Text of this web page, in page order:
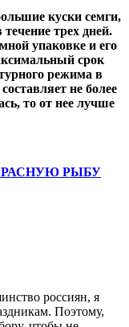
куски семги,
трех дней.
упаковке и его
срок
режима в
не более
то от нее лучше
РЫБУ
россиян, я
Поэтому,